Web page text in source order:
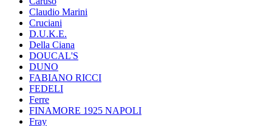
Claudio Marini
Cruciani
D.U.K.E.
Della Ciana
DOUCAL'S
DUNO
FABIANO RICCI
FEDELI
Ferre
FINAMORE 1925 NAPOLI
Fray